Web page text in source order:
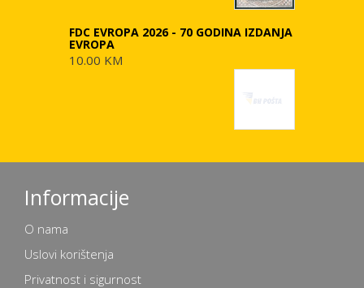
FDC EVROPA 2026 - 70 GODINA IZDANJA
EVROPA
10.00 KM
Informacije
O nama
Uslovi korištenja
Privatnost i sigurnost